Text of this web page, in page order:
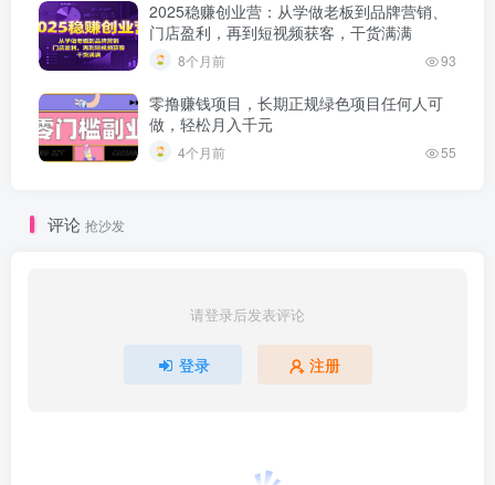
2025稳赚创业营：从学做老板到品牌营销、
门店盈利，再到短视频获客，干货满满
8个月前 93
零撸赚钱项目，长期正规绿色项目任何人可
做，轻松月入千元
4个月前 55
评论 抢沙发
请登录后发表评论
登录 注册